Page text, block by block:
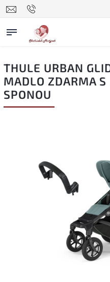
THULE URBAN
MADLO ZDARMA S
SPONOU